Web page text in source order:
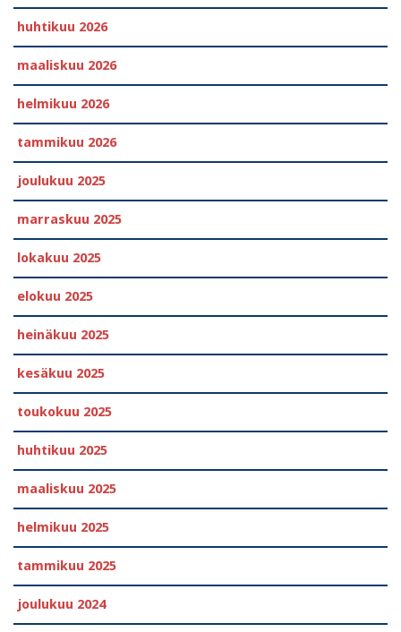
huhtikuu 2026
maaliskuu 2026
helmikuu 2026
tammikuu 2026
joulukuu 2025
marraskuu 2025
lokakuu 2025
elokuu 2025
heinäkuu 2025
kesäkuu 2025
toukokuu 2025
huhtikuu 2025
maaliskuu 2025
helmikuu 2025
tammikuu 2025
joulukuu 2024